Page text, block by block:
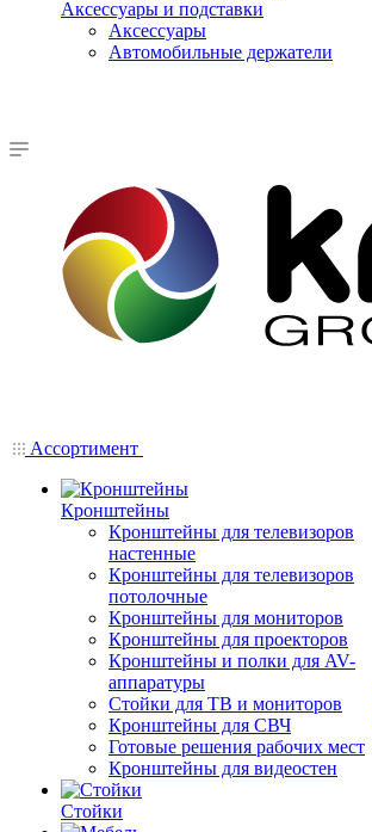
Аксессуары и подставки
Аксессуары
Автомобильные держатели
Ассортимент
Кронштейны
Кронштейны для телевизоров
настенные
Кронштейны для телевизоров
потолочные
Кронштейны для мониторов
Кронштейны для проекторов
Кронштейны и полки для AV-
аппаратуры
Стойки для ТВ и мониторов
Кронштейны для СВЧ
Готовые решения рабочих мест
Кронштейны для видеостен
Стойки